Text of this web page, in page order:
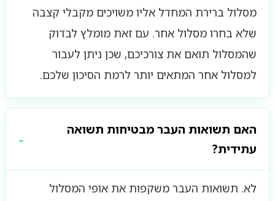
מסלול ברירת המחדל אליו משויכים מקבלי קצבה
שלא בחרו מסלול אחר. עם זאת מומלץ לבדוק
שהמסלול תואם את צורכיכם, שכן ניתן לעבור
למסלול אחר המתאים יותר לרמת הסיכון שלכם.
האם תשואות העבר מבטיחות תשואה
עתידית?
לא. תשואות העבר משקפות את אופי המסלול